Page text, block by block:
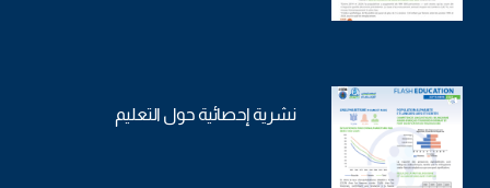
نشرية إحصائية حول التعليم